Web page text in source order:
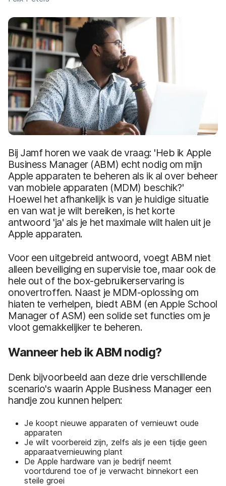
Bij Jamf horen we vaak de vraag: 'Heb ik Apple
Business Manager (ABM) echt nodig om mijn
Apple apparaten te beheren als ik al over beheer
van mobiele apparaten (MDM) beschik?'
Hoewel het afhankelijk is van je huidige situatie
en van wat je wilt bereiken, is het korte
antwoord 'ja' als je het maximale wilt halen uit je
Apple apparaten.
Voor een uitgebreid antwoord, voegt ABM niet
alleen beveiliging en supervisie toe, maar ook de
hele out of the box-gebruikerservaring is
onovertroffen. Naast je MDM-oplossing om
hiaten te verhelpen, biedt ABM (en Apple School
Manager of ASM) een solide set functies om je
vloot gemakkelijker te beheren.
Wanneer heb ik ABM nodig?
Denk bijvoorbeeld aan deze drie verschillende
scenario's waarin Apple Business Manager een
handje zou kunnen helpen:
Je koopt nieuwe apparaten of vernieuwt oude
apparaten
Je wilt voorbereid zijn, zelfs als je een tijdje geen
apparaatvernieuwing plant
De Apple hardware van je bedrijf neemt
voortdurend toe of je verwacht binnekort een
steile groei